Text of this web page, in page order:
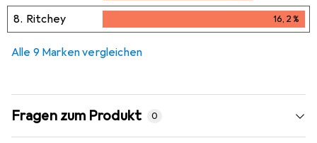
8. Ritchey 16,2%
16,2%
Alle 9 Marken vergleichen
Fragen zum Produkt 0